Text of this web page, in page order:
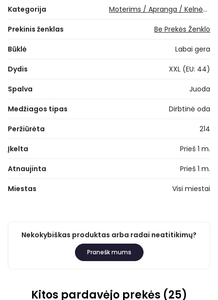
Kategorija Moterims / Apranga / Kelnės / Odinės kelnės
Prekinis ženklas Be Prekės Ženklo
Būklė Labai gera
Dydis XXL (EU: 44)
Spalva Juoda
Medžiagos tipas Dirbtinė oda
Peržiūrėta 214
Įkelta Prieš 1 m.
Atnaujinta Prieš 1 m.
Miestas Visi miestai
Nekokybiškas produktas arba radai neatitikimų?
Pranešk mums
Kitos pardavėjo prekės (25)